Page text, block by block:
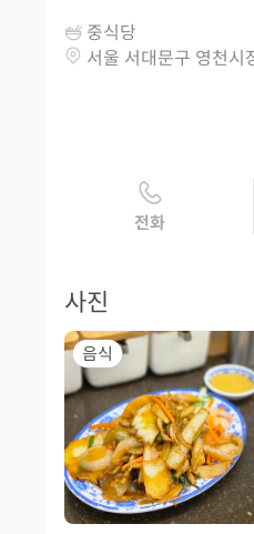
중식당
서울 서대문구 영천
전화
사진
음식